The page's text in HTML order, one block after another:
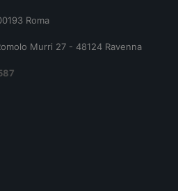
Roma
Murri 27 - 48124 Ravenna